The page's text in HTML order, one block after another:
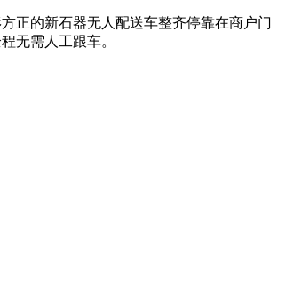
正的新石器无人配送车整齐停靠在商户门
无需人工跟车。